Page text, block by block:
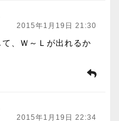
2015年1月19日 21:30
、Ｗ～Ｌが出れるか
2015年1月19日 22:34